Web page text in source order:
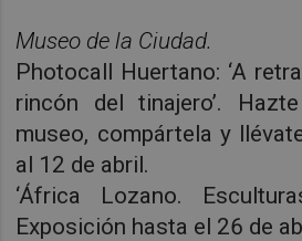
Museo de la Ciudad.
Photocall Huertano: ‘A
rincón del tinajero’.
museo, compártela y
al 12 de abril.
‘África Lozano.
Exposición hasta el 26 de